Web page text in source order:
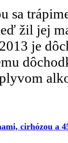
sa
žil jej
je
cirhózou a